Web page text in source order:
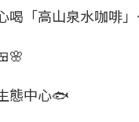
喝「高山泉水咖啡
態中心🐟